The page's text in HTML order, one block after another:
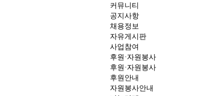
커뮤니티
공지사항
채용정보
자유게시판
사업참여
후원·자원봉사
후원·자원봉사
후원안내
자원봉사안내